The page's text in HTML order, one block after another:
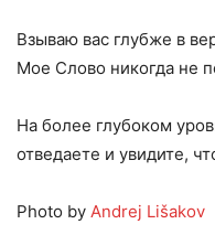
Взываю вас глубже в
Мое Слово никогда не
На более глубоком
отведаете и увидите,
Photo by Andrej Lišakov